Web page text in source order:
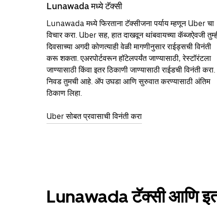
Lunawada मध्ये टॅक्सी
Lunawada मध्ये फिरताना टॅक्सीजना पर्याय म्हणून Uber चा
विचार करा. Uber सह, हात दाखवून थांबवायच्या कॅब्जऐवजी
दिवसाच्या अगदी कोणत्याही वेळी मागणीनुसार राईड्सची विनंती
करू शकता. एअरपोर्टवरून हॉटेलपर्यंत जाण्यासाठी, रेस्टॉरंटला
जाण्यासाठी किंवा इतर‍ ठिकाणी जाण्यासाठी राईडची विनंती करा.
निवड तुमची आहे. ॲप उघडा आणि सुरुवात करण्यासाठी अंतिम
ठिकाण लिहा.
Uber सोबत प्रवासाची विनंती करा
Lunawada टॅक्सी आणि इतर